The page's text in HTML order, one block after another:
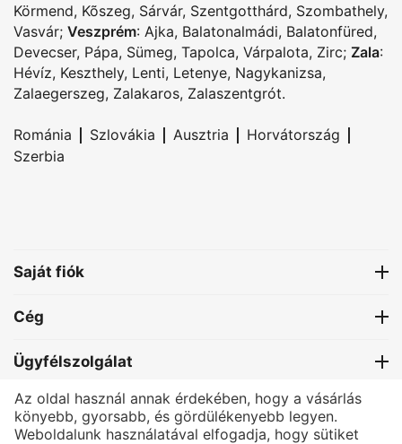
Körmend, Kõszeg, Sárvár, Szentgotthárd, Szombathely,
Vasvár; Veszprém: Ajka, Balatonalmádi, Balatonfüred,
Devecser, Pápa, Sümeg, Tapolca, Várpalota, Zirc; Zala:
Hévíz, Keszthely, Lenti, Letenye, Nagykanizsa,
Zalaegerszeg, Zalakaros, Zalaszentgrót.
Románia | Szlovákia | Ausztria | Horvátország |
Szerbia
Saját fiók
Cég
Ügyfélszolgálat
Kapcsolat
Az oldal használ annak érdekében, hogy a vásárlás
könyebb, gyorsabb, és gördülékenyebb legyen.
Weboldalunk használatával elfogadja, hogy sütiket